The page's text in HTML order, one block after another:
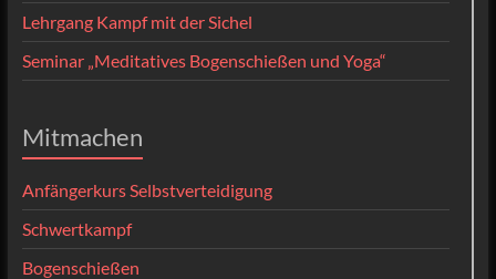
Lehrgang Kampf mit der Sichel
Seminar „Meditatives Bogenschießen und Yoga“
Mitmachen
Anfängerkurs Selbstverteidigung
Schwertkampf
Bogenschießen